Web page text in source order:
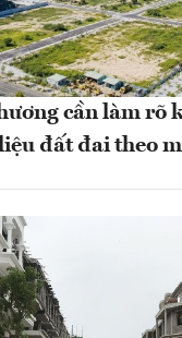
cần làm rõ
đất đai theo